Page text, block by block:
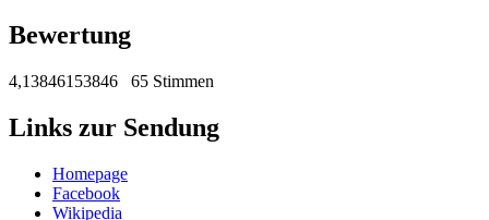
Bewertung
4,13846153846 65 Stimmen
Links zur Sendung
Homepage
Facebook
Wikipedia